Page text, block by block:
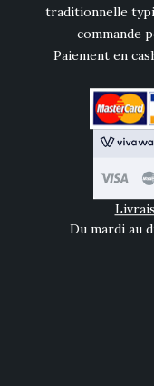
traditionnelle
commande
Paiement en
Du mardi au